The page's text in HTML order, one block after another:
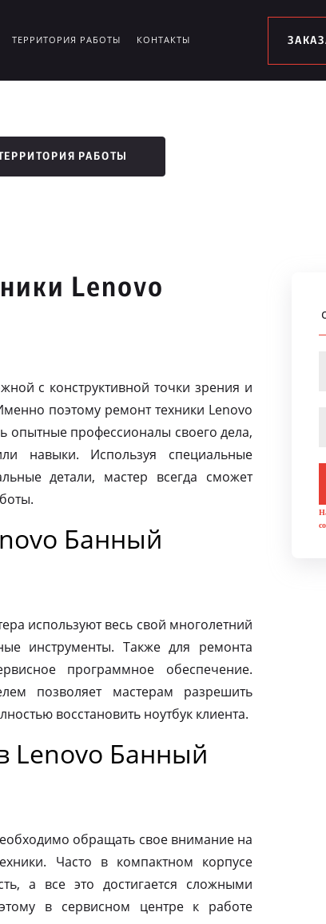
ТЕРРИТОРИЯ РАБОТЫ КОНТАКТЫ
РАБОТЫ
Lenovo
с конструктивной точки зрения и
поэтому ремонт техники Lenovo
опытные профессионалы своего дела,
навыки. Используя специальные
детали, мастер всегда сможет
Банный
используют весь свой многолетний
инструменты. Также для ремонта
программное обеспечение.
позволяет мастерам разрешить
восстановить ноутбук клиента.
Lenovo Банный
обращать свое внимание на
Часто в компактном корпусе
а все это достигается сложными
в сервисном центре к работе